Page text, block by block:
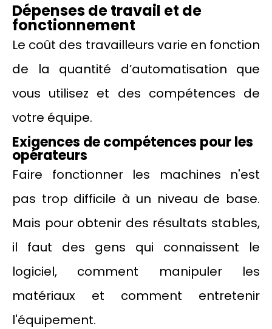
Dépenses de travail et de
fonctionnement
Le coût des travailleurs varie en fonction
de la quantité d’automatisation que
vous utilisez et des compétences de
votre équipe.
Exigences de compétences pour les
opérateurs
Faire fonctionner les machines n'est
pas trop difficile à un niveau de base.
Mais pour obtenir des résultats stables,
il faut des gens qui connaissent le
logiciel, comment manipuler les
matériaux et comment entretenir
l'équipement.